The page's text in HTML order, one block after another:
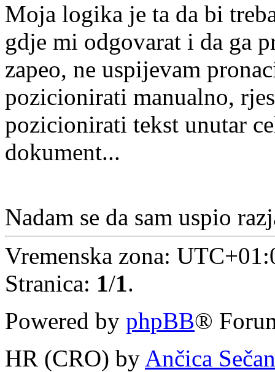
Moja logika je ta da bi
gdje mi odgovarat i da ga
zapeo, ne uspijevam
pozicionirati manualno,
pozicionirati tekst unutar
dokument...
Nadam se da sam uspio
Vremenska zona:
Stranica: 1/1.
Powered by phpBB®
HR (CRO) by Ančica Sečan